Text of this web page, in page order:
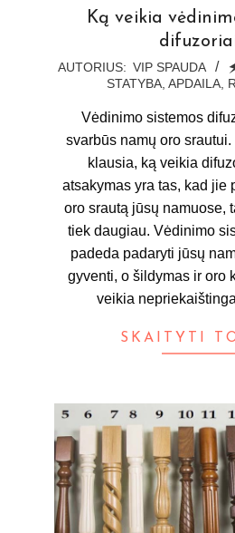
Ką veikia
2021-
AUTORIUS: VIP SPAUDA
STATYBA, APDAILA,
Vėdinimo sistemos
svarbūs namų oro
klausia, ką veikia
atsakymas yra tas, kad jie
oro srautą jūsų namuose,
tiek daugiau. Vėdinimo
padeda padaryti jūsų
gyventi, o šildymas ir oro
veikia
SKAITYTI